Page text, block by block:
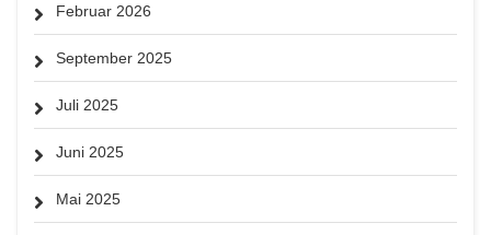
Februar 2026
September 2025
Juli 2025
Juni 2025
Mai 2025